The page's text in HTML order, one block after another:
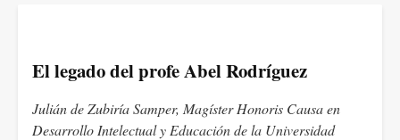
El legado del profe Abel Rodríguez
Julián de Zubiría Samper, Magíster Honoris Causa en
Desarrollo Intelectual y Educación de la Universidad